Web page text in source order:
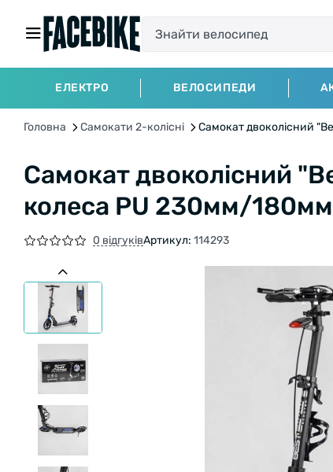
ЕЛЕКТРО ВЕЛОСИПЕДИ
Головна Самокати 2-колісні Самокат двоколісний
Самокат двоколісний
колеса PU 230мм/
0 відгуківАртикул: 114293
БЕЗКОШТОВНА